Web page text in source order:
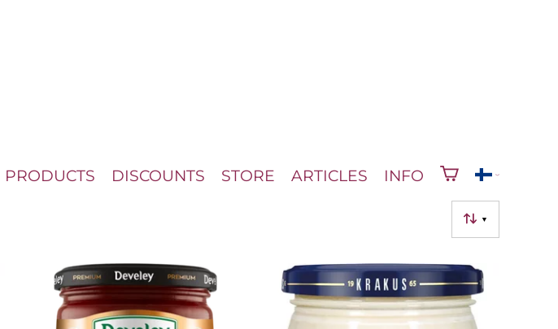
PRODUCTS DISCOUNTS STORE ARTICLES INFO
▼